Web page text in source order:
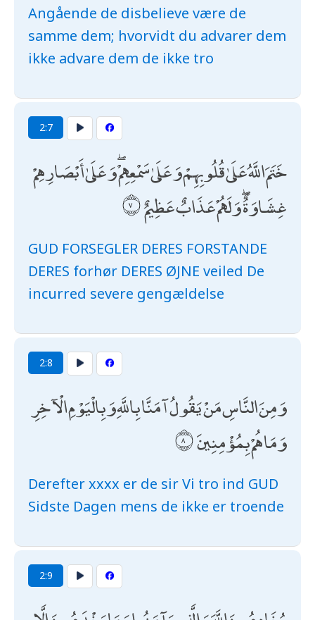
Angående de disbelieve være de
samme dem; hvorvidt du advarer dem
ikke advare dem de ikke tro
2:7
خَتَمَ اللَّهُ عَلَىٰ قُلُوبِهِمْ وَعَلَىٰ سَمْعِهِمْ ۖ وَعَلَىٰ أَبْصَارِهِمْ
غِشَاوَةٌ ۖ وَلَهُمْ عَذَابٌ عَظِيمٌ
GUD FORSEGLER DERES FORSTANDE
DERES forhør DERES ØJNE veiled De
incurred severe gengældelse
2:8
وَمِنَ النَّاسِ مَنْ يَقُولُ آمَنَّا بِاللَّهِ وَبِالْيَوْمِ الْآخِرِ
وَمَا هُمْ بِمُؤْمِنِينَ
Derefter xxxx er de sir Vi tro ind GUD
Sidste Dagen mens de ikke er troende
2:9